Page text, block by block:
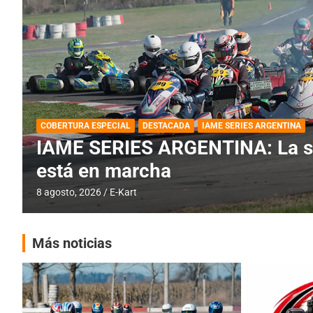
BREVES DESTACADA IAME SERIES ARGENTINA PRÓXIMA
IAME SERIES ARGENTINA:
fecha especial con Invitados
6 agosto, 2026 E-Kart
Más noticias